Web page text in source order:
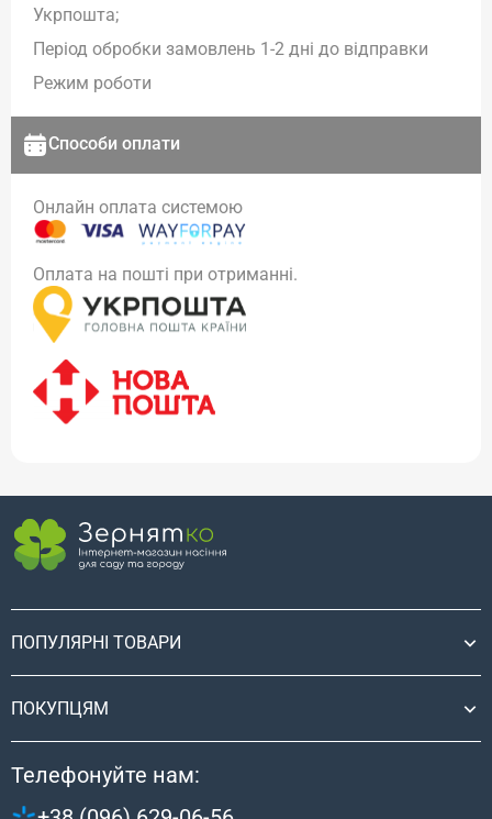
Укрпошта;
Період обробки замовлень 1-2 дні до відправки
Режим роботи
Способи оплати
Онлайн оплата системою
Оплата на пошті при отриманні.
ПОПУЛЯРНІ ТОВАРИ
ПОКУПЦЯМ
Телефонуйте нам: